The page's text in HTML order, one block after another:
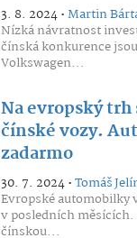
3. 8. 2024 •Martin
Nízká návratnost
čínská konkurence
Volkswagen...
Na evropský
čínské vozy.
zadarmo
30. 7. 2024 •Tomáš
Evropské automobilky
v posledních
čínskou...